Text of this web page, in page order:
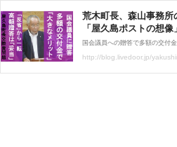
荒木町長、森山事務所
「屋久島ポストの想
長交際費問題 : 屋久
島ポスト・ニュース
http://blog.livedoor.jp/